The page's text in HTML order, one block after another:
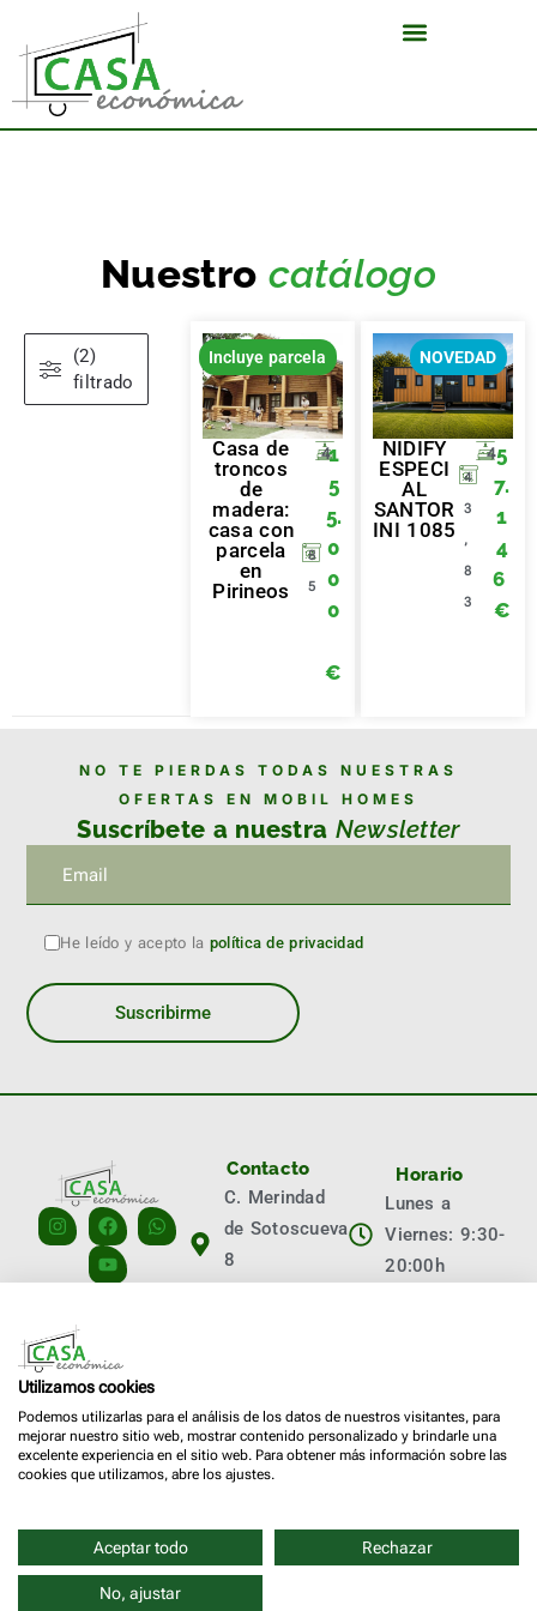
Nuestro catálogo
(2)
filtrado
Incluye parcela
Casa de
troncos
de
madera:
casa con
parcela
en
Pirineos
8
5
41
5
5.
0
0
0
€
NOVEDAD
NIDIFY
ESPECI
AL
SANTOR
INI 1085
4
3
,
8
3
45
7.
1
4
6
€
NO TE PIERDAS TODAS NUESTRAS
OFERTAS EN MOBIL HOMES
Suscríbete a nuestra Newsletter
He leído y acepto la política de privacidad
Contacto
C. Merindad
de Sotoscueva
8
794
+34 947 473
074
Horario
Lunes a
Viernes: 9:30-
20:00h
Utilizamos cookies
Podemos utilizarlas para el análisis de los datos de nuestros visitantes, para
mejorar nuestro sitio web, mostrar contenido personalizado y brindarle una
excelente experiencia en el sitio web. Para obtener más información sobre las
cookies que utilizamos, abre los ajustes.
Aceptar todo Rechazar
No, ajustar